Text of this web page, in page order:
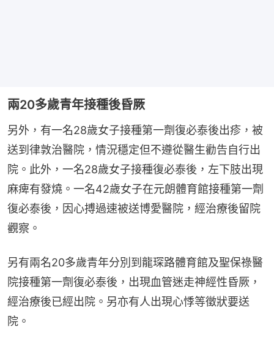
兩20多歲青年接種後昏厥
另外，有一名28歲女子接種第一劑復必泰後出疹，被
送到律敦治醫院，情況穩定但不遵從醫生勸告自行出
院。此外，一名28歲女子接種復必泰後，左下肢出現
麻痺有發燒。一名42歲女子在元朗體育館接種第一劑
復必泰後，因心搏過速被送博愛醫院，經治療後留院
觀察。
另有兩名20多歲青年分別到龍琛路體育館及聖保祿醫
院接種第一劑復必泰後，出現血管迷走神經性昏厥，
經治療後已經出院。另亦有人出現心悸等徵狀要送
院。